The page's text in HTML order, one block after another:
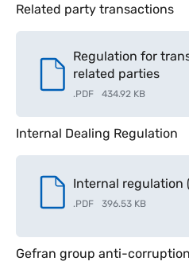
Related party transactions
Regulation for
related parties
.PDF 434.92 KB
Internal Dealing Regulation
Internal regulation
.PDF 396.53 KB
Gefran group anti-